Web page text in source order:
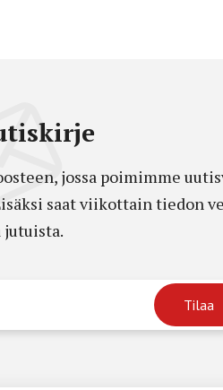
jossa poimimme
saat viikottain tiedon